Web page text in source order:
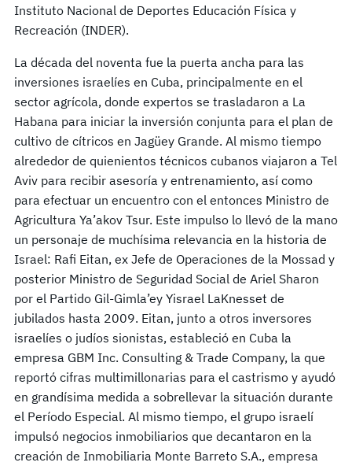
Instituto Nacional de Deportes Educación Física y
Recreación (INDER).
La década del noventa fue la puerta ancha para las
inversiones israelíes en Cuba, principalmente en el
sector agrícola, donde expertos se trasladaron a La
Habana para iniciar la inversión conjunta para el plan de
cultivo de cítricos en Jagüey Grande. Al mismo tiempo
alrededor de quienientos técnicos cubanos viajaron a Tel
Aviv para recibir asesoría y entrenamiento, así como
para efectuar un encuentro con el entonces Ministro de
Agricultura Ya’akov Tsur. Este impulso lo llevó de la mano
un personaje de muchísima relevancia en la historia de
Israel: Rafi Eitan, ex Jefe de Operaciones de la Mossad y
posterior Ministro de Seguridad Social de Ariel Sharon
por el Partido Gil-Gimla’ey Yisrael LaKnesset de
jubilados hasta 2009. Eitan, junto a otros inversores
israelíes o judíos sionistas, estableció en Cuba la
empresa GBM Inc. Consulting & Trade Company, la que
reportó cifras multimillonarias para el castrismo y ayudó
en grandísima medida a sobrellevar la situación durante
el Período Especial. Al mismo tiempo, el grupo israelí
impulsó negocios inmobiliarios que decantaron en la
creación de Inmobiliaria Monte Barreto S.A., empresa